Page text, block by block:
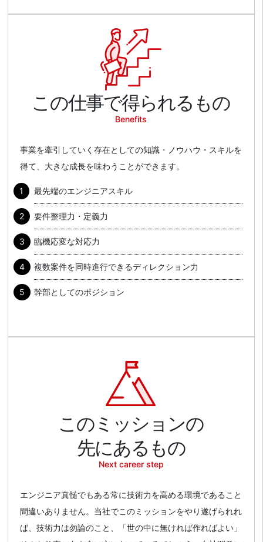
この仕事で得られるもの
Benefits
事業を牽引していく存在としての知識・ノウハウ・スキルを
得て、大きな成長を味わうことができます。
最先端のエンジニアスキル
要件整理力・定義力
臨機応変な対応力
複数案件を同時進行できるディレクション力
幹部としてのポジション
このミッションの
先にあるもの
Next career step
エンジニア真髄でもある常に技術力を高める環境であること
間違いありません。当社でこのミッションをやり遂げられれ
ば、技術力は勿論のこと、「世の中に無ければ作ればよい」